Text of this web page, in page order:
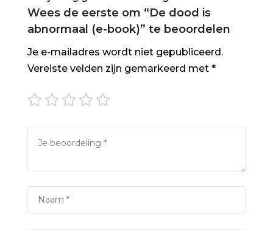
Wees de eerste om “De dood is
abnormaal (e-book)” te beoordelen
Je e-mailadres wordt niet gepubliceerd.
Vereiste velden zijn gemarkeerd met *